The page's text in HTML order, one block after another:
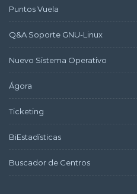
Puntos Vuela
Q&A Soporte GNU-Linux
Nuevo Sistema Operativo
Ágora
Ticketing
BiEstadísticas
Buscador de Centros